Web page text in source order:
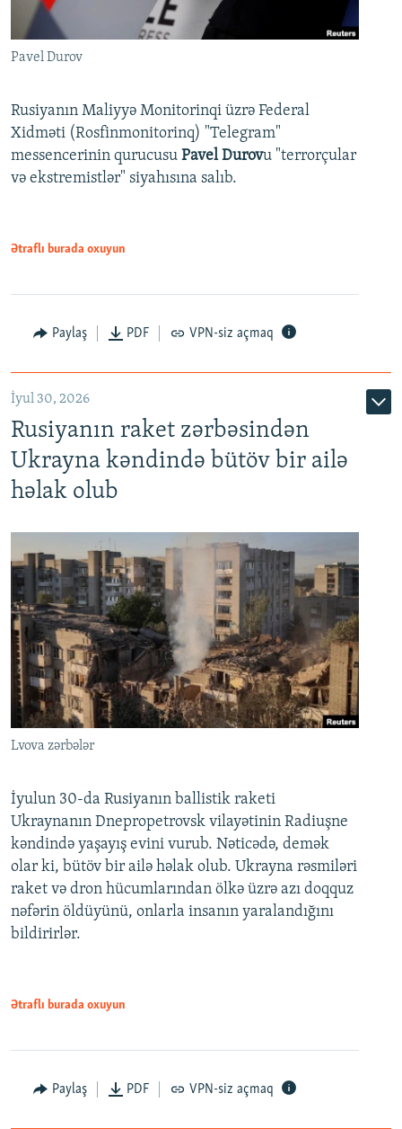
Pavel Durov
Rusiyanın Maliyyə Monitorinqi üzrə Federal
Xidməti (Rosfinmonitorinq) "Telegram"
messencerinin qurucusu Pavel Durovu "terrorçular
və ekstremistlər" siyahısına salıb.
Ətraflı burada oxuyun
Paylaş PDF VPN-siz açmaq
İyul 30, 2026
Rusiyanın raket zərbəsindən
Ukrayna kəndində bütöv bir ailə
həlak olub
Lvova zərbələr
İyulun 30-da Rusiyanın ballistik raketi
Ukraynanın Dnepropetrovsk vilayətinin Radiuşne
kəndində yaşayış evini vurub. Nəticədə, demək
olar ki, bütöv bir ailə həlak olub. Ukrayna rəsmiləri
raket və dron hücumlarından ölkə üzrə azı doqquz
nəfərin öldüyünü, onlarla insanın yaralandığını
bildirirlər.
Ətraflı burada oxuyun
Paylaş PDF VPN-siz açmaq